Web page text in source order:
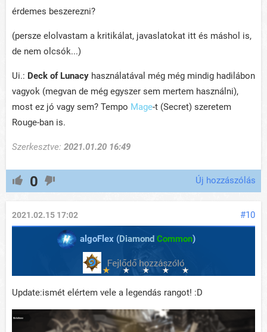
érdemes beszerezni?
(persze elolvastam a kritikálat, javaslatokat itt és máshol is,
de nem olcsók...)
Ui.: Deck of Lunacy használatával még még mindig hadilábon
vagyok (megvan de még egyszer sem mertem használni),
most ez jó vagy sem? Tempo Mage-t (Secret) szeretem
Rouge-ban is.
Szerkesztve: 2021.01.20 16:49
0 Új hozzászólás
#10
2021.02.15 17:02
algoFlex (Diamond Common)
Update:ismét elértem vele a legendás rangot! :D